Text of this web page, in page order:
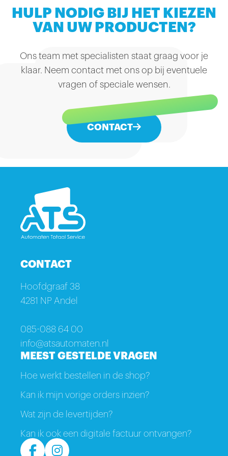
HULP NODIG BIJ HET KIEZEN
VAN UW PRODUCTEN?
Ons team met specialisten staat graag voor je
klaar. Neem contact met ons op bij eventuele
vragen of speciale wensen.
CONTACT
CONTACT
Hoofdgraaf 38
4281 NP Andel
085-088 64 00
info@atsautomaten.nl
MEEST GESTELDE VRAGEN
Hoe werkt bestellen in de shop?
Kan ik mijn vorige orders inzien?
Wat zijn de levertijden?
Kan ik ook een digitale factuur ontvangen?